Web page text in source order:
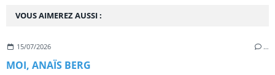
VOUS AIMEREZ AUSSI :
15/07/2026 …
MOI, ANAÏS BERG